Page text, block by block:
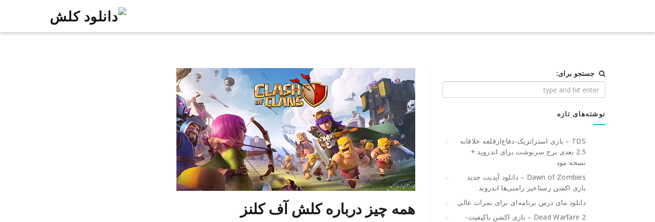
همه چیز درباره کلش آف کلنز
جستجو برای:
نوشته‌های تازه
TDS – بازی استراتژیک-دفاع‌از‌قلعه خلاقانه
2.5 بعدی برج سرنوشت برای اندروید +
نسخه مود
Dawn of Zombies – دانلود آپدیت جدید
بازی اکشن رستاخیز زامبی‌ها اندروید
دانلود مای درس برنامه‌ای برای نمرات عالی
Dead Warfare 2 – بازی اکشن باکیفیت-